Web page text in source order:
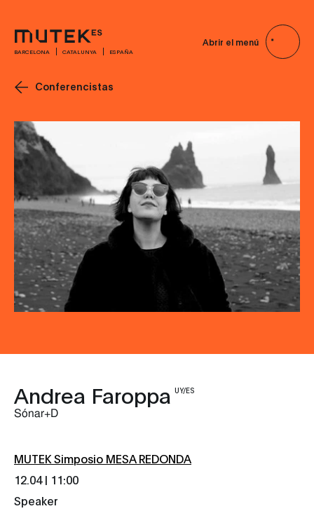
BARCELONA CATALUNYA ESPAÑA
Abrir el menú
Conferencistas
Andrea Faroppa UY/ES
Sónar+D
MUTEK Simposio MESA REDONDA
12.04 | 11:00
Speaker